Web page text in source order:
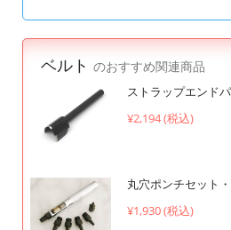
ベルト のおすすめ関連商品
ストラップエンド
¥2,194 (税込)
丸穴ポンチセット
¥1,930 (税込)